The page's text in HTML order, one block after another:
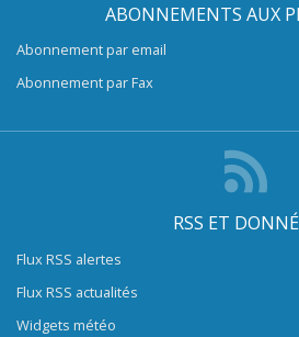
ABONNEMENTS AUX
Abonnement par email
Abonnement par Fax
RSS ET
Flux RSS alertes
Flux RSS actualités
Widgets météo